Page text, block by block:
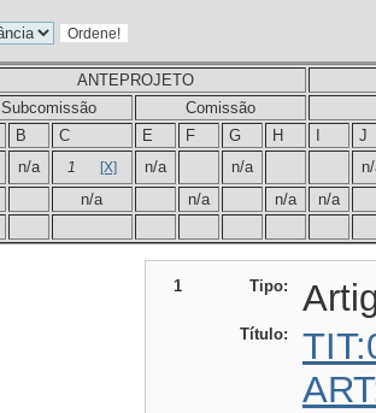
ANTEPROJETO
Subcomissão
Comissão
B C E F G H
J
n/a 1 [X] n/a n/a
n/a n/a n/a
n/a
1 Tipo:
Título: